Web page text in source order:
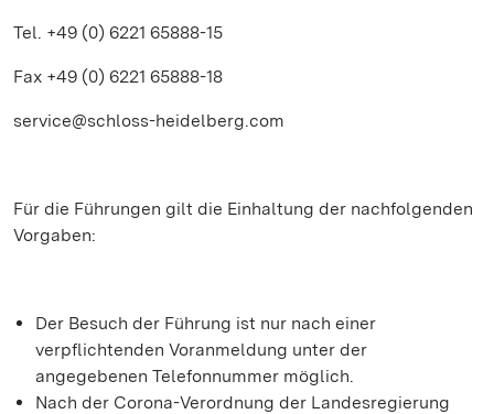
Tel. +49 (0) 6221 65888-15
Fax +49 (0) 6221 65888-18
service@schloss-heidelberg.com
Für die Führungen gilt die Einhaltung der nachfolgenden
Vorgaben:
Der Besuch der Führung ist nur nach einer
verpflichtenden Voranmeldung unter der
angegebenen Telefonnummer möglich.
Nach der Corona-Verordnung der Landesregierung